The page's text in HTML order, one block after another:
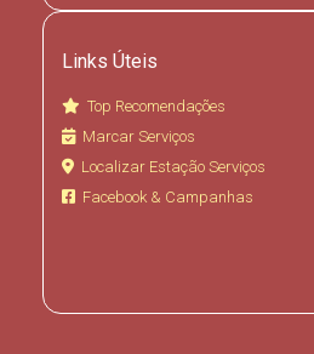
Links Úteis
Top Recomendações
Marcar Serviços
Localizar Estação Serviços
Facebook & Campanhas